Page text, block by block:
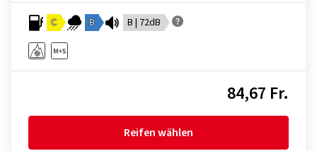
C B B | 72dB
84,67 Fr.
Reifen wählen